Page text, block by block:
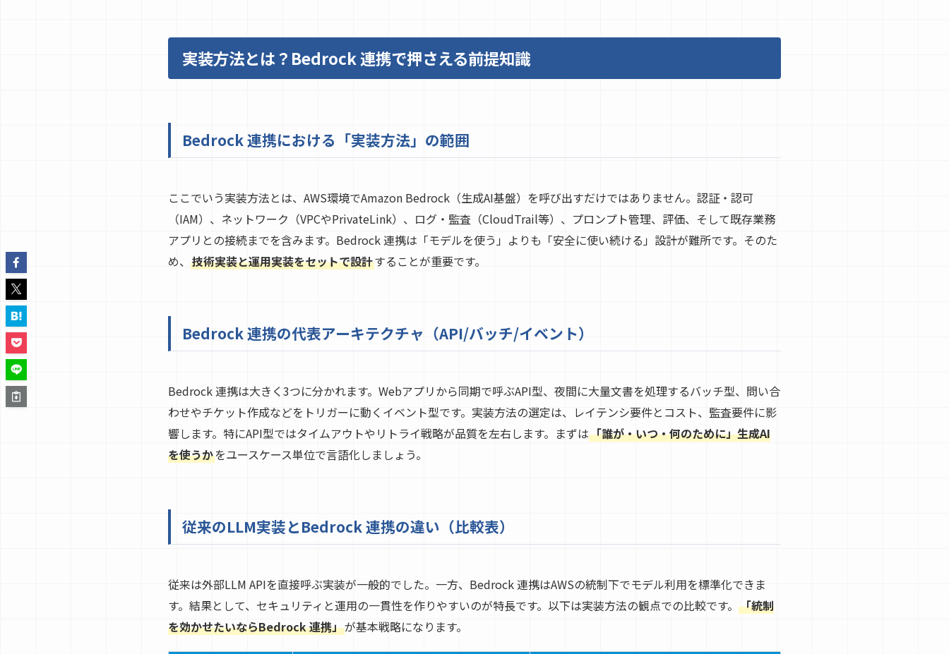
実装方法とは？Bedrock 連携で押さえる前提知識
Bedrock 連携における「実装方法」の範囲
ここでいう実装方法とは、AWS環境でAmazon Bedrock（生成AI基盤）を呼び出すだけではありません。認証・認可
（IAM）、ネットワーク（VPCやPrivateLink）、ログ・監査（CloudTrail等）、プロンプト管理、評価、そして既存業務
アプリとの接続までを含みます。Bedrock 連携は「モデルを使う」よりも「安全に使い続ける」設計が難所です。そのた
め、 技術実装と運用実装をセットで設計することが重要です。
Bedrock 連携の代表アーキテクチャ（API/バッチ/イベント）
Bedrock 連携は大きく3つに分かれます。Webアプリから同期で呼ぶAPI型、夜間に大量文書を処理するバッチ型、問い合
わせやチケット作成などをトリガーに動くイベント型です。実装方法の選定は、レイテンシ要件とコスト、監査要件に影
響します。特にAPI型ではタイムアウトやリトライ戦略が品質を左右します。まずは「誰が・いつ・何のために」生成AI
を使うかをユースケース単位で言語化しましょう。
従来のLLM実装とBedrock 連携の違い（比較表）
従来は外部LLM APIを直接呼ぶ実装が一般的でした。一方、Bedrock 連携はAWSの統制下でモデル利用を標準化できま
す。結果として、セキュリティと運用の一貫性を作りやすいのが特長です。以下は実装方法の観点での比較です。 「統制
を効かせたいならBedrock 連携」が基本戦略になります。